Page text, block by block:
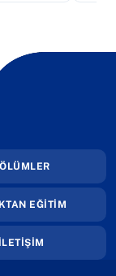
açılır)
EĞİTİM
İLETİŞİM